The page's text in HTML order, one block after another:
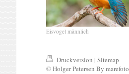
Eisvogel männlich
Druckversion | Sitemap
© Holger Petersen By marefoto